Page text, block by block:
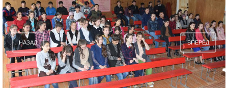
НАЗАД ВПЕРЁД